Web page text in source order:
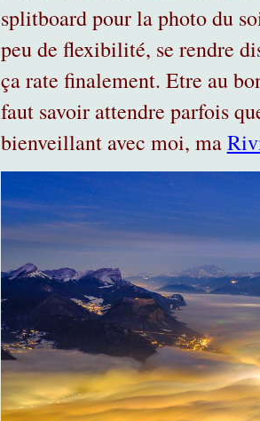
splitboard pour la photo du
peu de flexibilité, se rendre
ça rate finalement. Etre au
faut savoir attendre parfois
bienveillant avec moi, ma